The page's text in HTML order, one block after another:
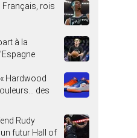
Français, rois
à la
Hardwood
des
Rudy
un futur Hall of